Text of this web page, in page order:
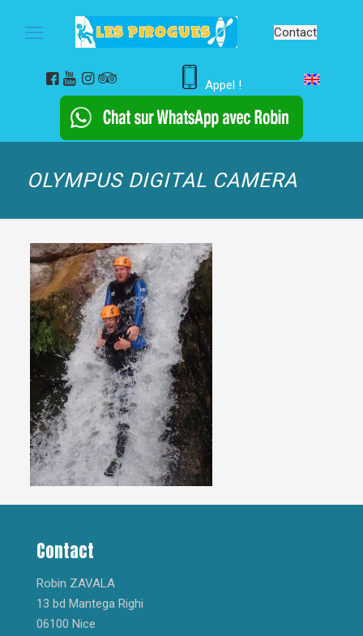
Contact
Appel !
OLYMPUS DIGITAL CAMERA
Contact
Robin ZAVALA
13 bd Mantega Righi
06100 Nice